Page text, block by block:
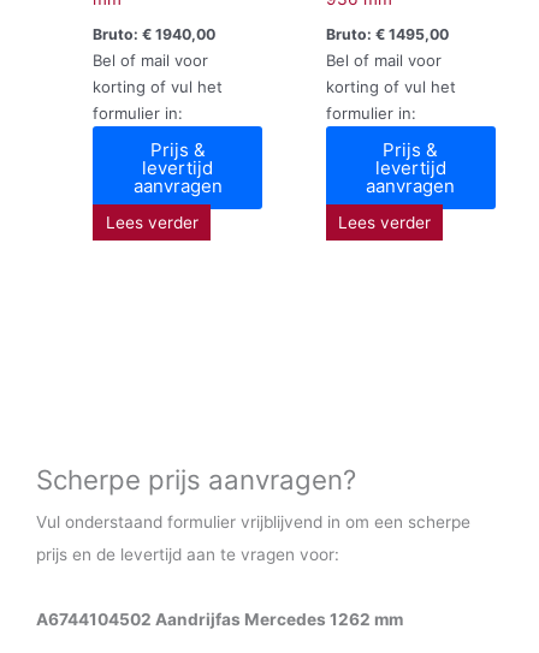
Bruto:€ 1940,00
Bel of mail voor
korting of vul het
formulier in:
Prijs &
levertijd
aanvragen
Lees verder
Bruto: €1495,00
Bel of mail voor
korting of vul het
formulier in:
Prijs &
levertijd
aanvragen
Lees verder
Scherpe prijs aanvragen?
Vul onderstaand formulier vrijblijvend in om een scherpe
prijs en de levertijd aan te vragen voor:
A6744104502 Aandrijfas Mercedes 1262 mm